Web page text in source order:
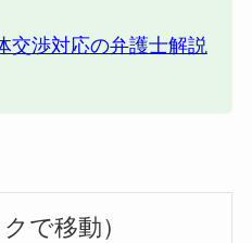
交渉対応の弁護士解説
で移動）